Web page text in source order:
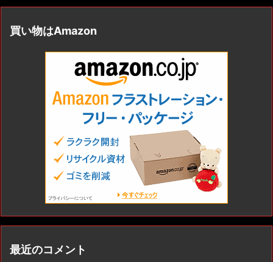
買い物はAmazon
最近のコメント